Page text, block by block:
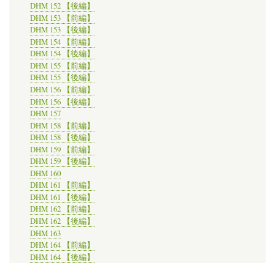
DHM 152 【後編】
DHM 153 【前編】
DHM 153 【後編】
DHM 154 【前編】
DHM 154 【後編】
DHM 155 【前編】
DHM 155 【後編】
DHM 156 【前編】
DHM 156 【後編】
DHM 157
DHM 158 【前編】
DHM 158 【後編】
DHM 159 【前編】
DHM 159 【後編】
DHM 160
DHM 161 【前編】
DHM 161 【後編】
DHM 162 【前編】
DHM 162 【後編】
DHM 163
DHM 164 【前編】
DHM 164 【後編】